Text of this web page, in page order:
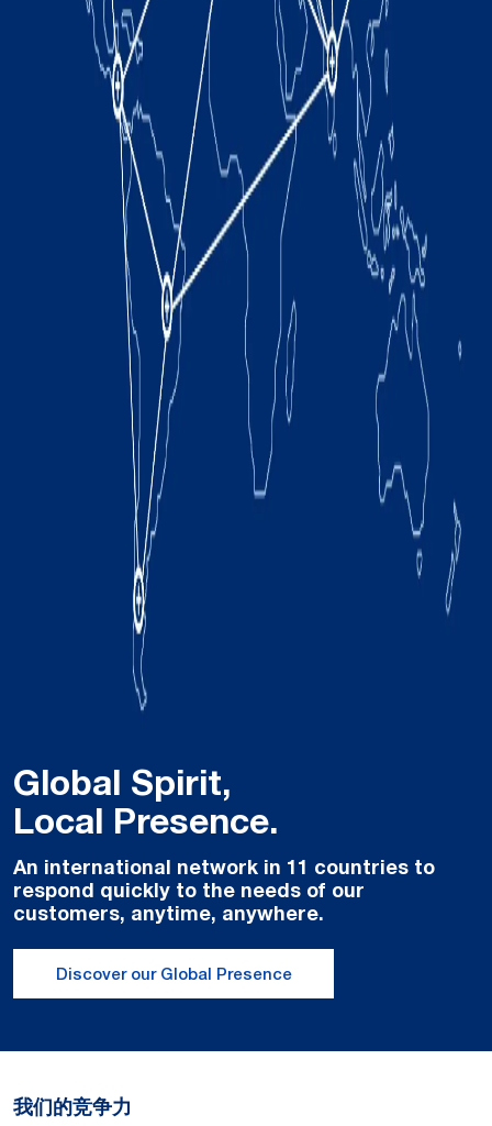
Global Spirit,
Local Presence.
An international network in 11 countries to
respond quickly to the needs of our
customers, anytime, anywhere.
Discover our Global Presence
我们的竞争力